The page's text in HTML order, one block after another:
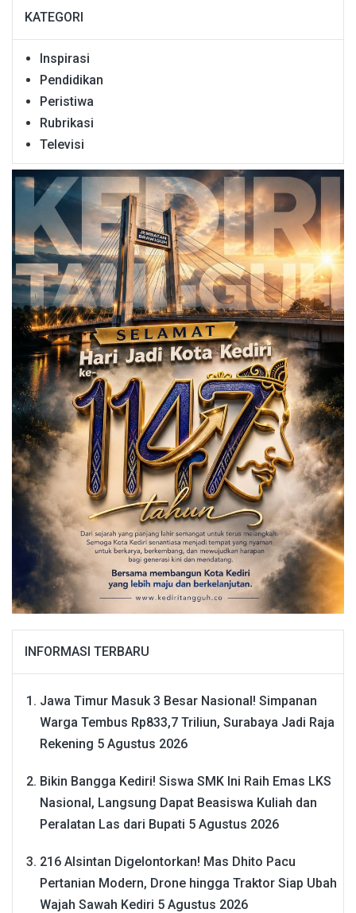
KATEGORI
Inspirasi
Pendidikan
Peristiwa
Rubrikasi
Televisi
INFORMASI TERBARU
Jawa Timur Masuk 3 Besar Nasional! Simpanan
Warga Tembus Rp833,7 Triliun, Surabaya Jadi Raja
Rekening 5 Agustus 2026
Bikin Bangga Kediri! Siswa SMK Ini Raih Emas LKS
Nasional, Langsung Dapat Beasiswa Kuliah dan
Peralatan Las dari Bupati 5 Agustus 2026
216 Alsintan Digelontorkan! Mas Dhito Pacu
Pertanian Modern, Drone hingga Traktor Siap Ubah
Wajah Sawah Kediri 5 Agustus 2026